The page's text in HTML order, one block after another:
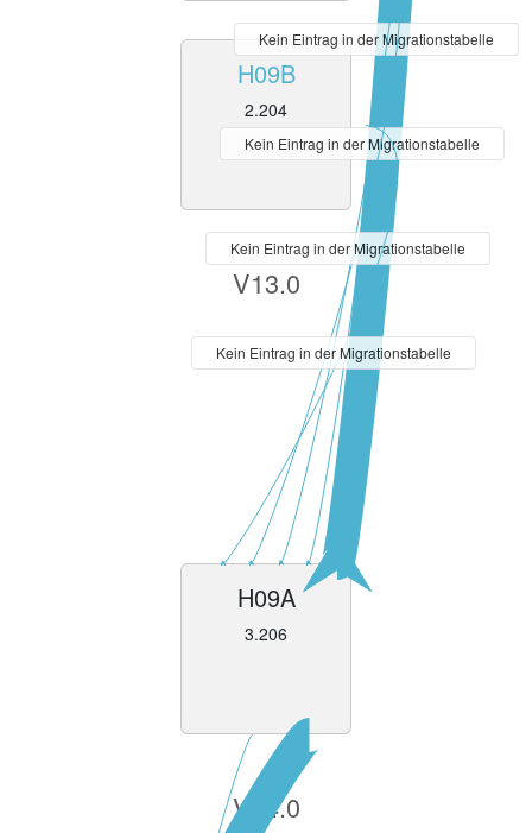
H09B
2.204
V13.0
H09A
3.206
V14.0
Kein Eintrag in der Migrationstabelle
Kein Eintrag in der Migrationstabelle
Kein Eintrag in der Migrationstabelle
Kein Eintrag in der Migrationstabelle